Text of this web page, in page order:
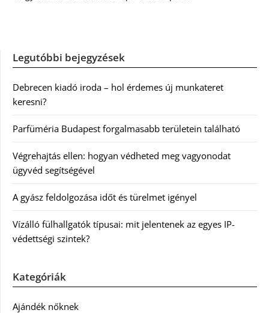
Legutóbbi bejegyzések
Debrecen kiadó iroda – hol érdemes új munkateret
keresni?
Parfüméria Budapest forgalmasabb területein található
Végrehajtás ellen: hogyan védheted meg vagyonodat
ügyvéd segítségével
A gyász feldolgozása időt és türelmet igényel
Vízálló fülhallgatók típusai: mit jelentenek az egyes IP-
védettségi szintek?
Kategóriák
Ajándék nőknek